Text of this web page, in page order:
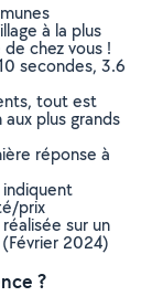
à la plus
chez vous !
secondes, 3.6
tout est
plus grands
réponse à
prix
sur un
2024)
?